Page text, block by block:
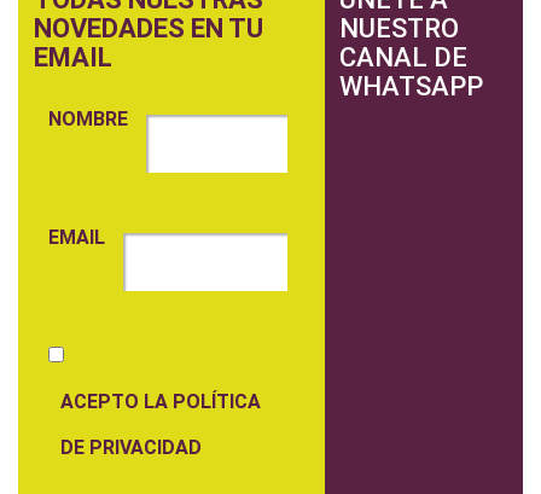
NOVEDADES EN TU
EMAIL
NOMBRE
EMAIL
ACEPTO LA POLÍTICA
DE PRIVACIDAD
NUESTRO
CANAL DE
WHATSAPP